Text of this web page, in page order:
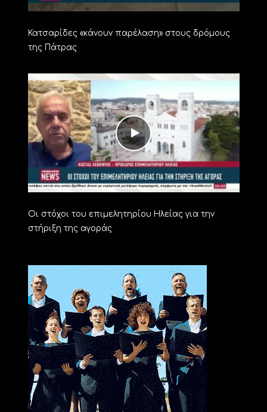
Κατσαρίδες «κάνουν παρέλαση» στους δρόμους
της Πάτρας
Οι στόχοι του επιμελητηρίου Ηλείας για την
στήριξη της αγοράς